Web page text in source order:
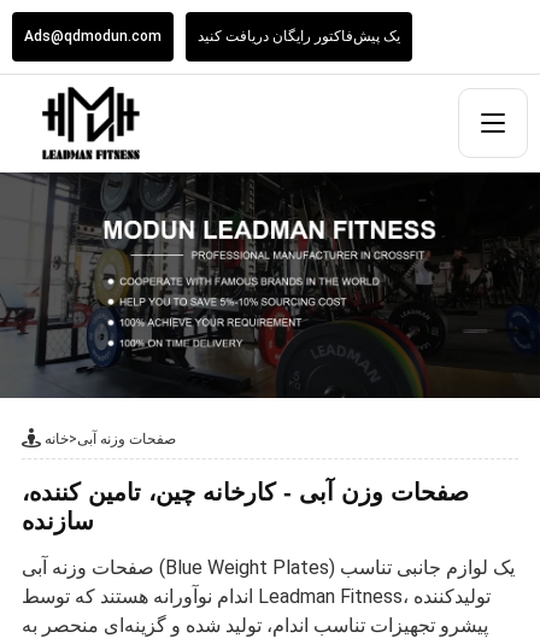
Ads@qdmodun.com یک پیش‌فاکتور رایگان دریافت کنید
خانه>صفحات وزنه آبی
صفحات وزن آبی - کارخانه چین، تامین کننده،
سازنده
صفحات وزنه آبی (Blue Weight Plates) یک لوازم جانبی تناسب
اندام نوآورانه هستند که توسط Leadman Fitness، تولیدکننده
پیشرو تجهیزات تناسب اندام، تولید شده و گزینه‌ای منحصر به